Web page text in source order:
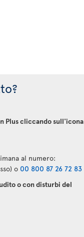
Plus cliccando sull'icona
al numero:
o 00 800 87 26 72 83
o con disturbi del